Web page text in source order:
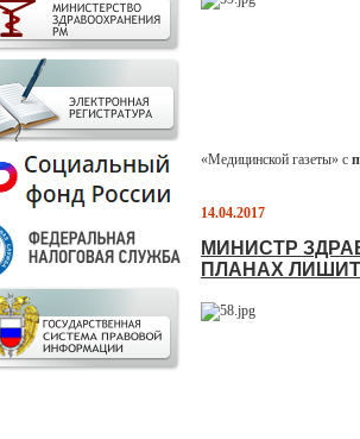
«Медицинской газеты» с
14.04.2017
МИНИСТР
ПЛАНАХ